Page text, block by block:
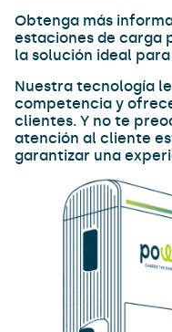
Obtenga más
estaciones de carga
la solución ideal
Nuestra tecnología
competencia y
clientes. Y no te
atención al cliente
garantizar una